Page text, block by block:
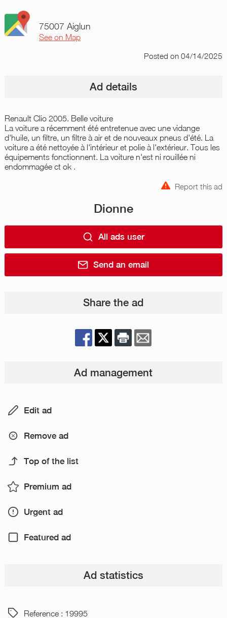
75007 Aiglun
See on Map
Postedon 04/14/2025
Ad details
Renault Clio 2005. Belle voiture
La voiture a récemment été entretenue avec une vidange
d'huile, un filtre, un filtre à air et de nouveaux pneus d'été. La
voiture a été nettoyée à l'intérieur et polie à l'extérieur. Tous les
équipements fonctionnent. La voiture n'est ni rouillée ni
endommagée ct ok .
Report this ad
Dionne
All ads user
Send an email
Share the ad
Ad management
Edit ad
Remove ad
Top of the list
Premium ad
Urgent ad
Featured ad
Ad statistics
Reference : 19995